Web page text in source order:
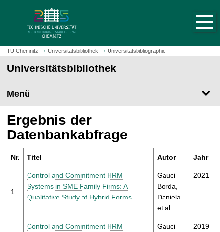
z
m
t
e
i
t
u
f
u
f
TU Chemnitz Universitätsbibliothek Universitätsbibliographie
Universitätsbibliothek
Menü
Ergebnis der
Datenbankabfrage
Nr. Titel Autor Jahr
1
Control and Commitment HRM
Systems in SME Family Firms: A
Qualitative Study of Hybrid Forms
Gauci
Borda,
Daniela
et al.
2021
Control and Commitment HRM
Gauci
2019